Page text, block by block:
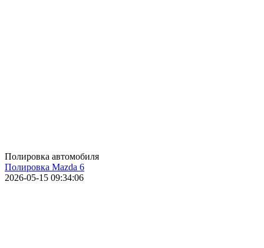
Полировка автомобиля
Полировка Mazda 6
2026-05-15 09:34:06